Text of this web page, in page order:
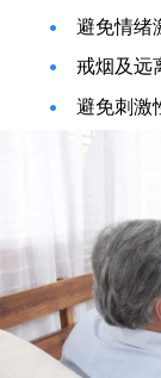
避免情绪
戒烟及远
避免刺激